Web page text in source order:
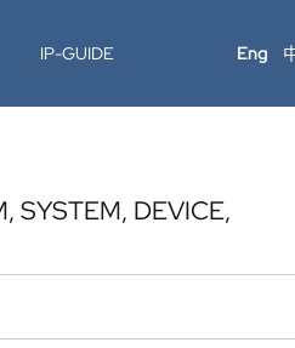
IP-GUIDE Eng
SYSTEM, DEVICE,